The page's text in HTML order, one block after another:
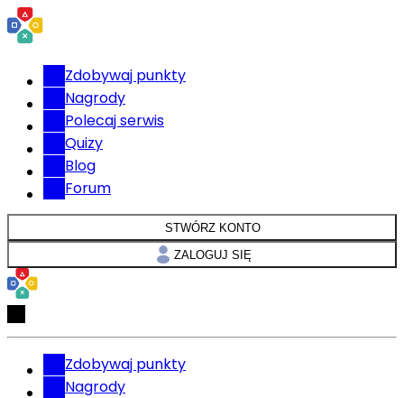
Zdobywaj punkty
Nagrody
Polecaj serwis
Quizy
Blog
Forum
STWÓRZ KONTO
ZALOGUJ SIĘ
Zdobywaj punkty
Nagrody